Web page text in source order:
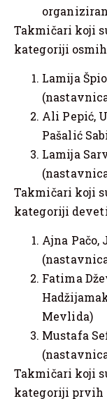
Takmičari koji
kategoriji
Lamija
Ali Pepić,
Pašalić
Lamija
Takmičari koji
kategoriji
Ajna Pačo,
Fatima
Mevlida)
Mustafa
Takmičari koji
kategoriji prvih